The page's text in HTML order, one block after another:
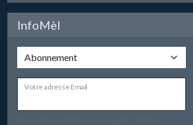
InfoMèl
Votre adresse Email